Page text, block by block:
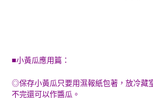
■小黃瓜應用篇：
◎保存小黃瓜只要用濕報紙包著，放冷藏
不完還可以作醬瓜。